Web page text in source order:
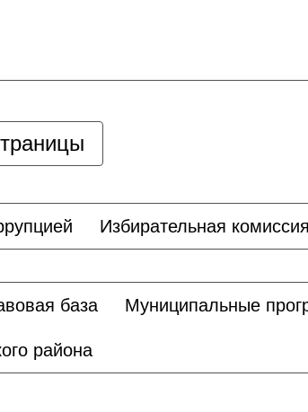
Избирательная комиссия
база Муниципальные
района